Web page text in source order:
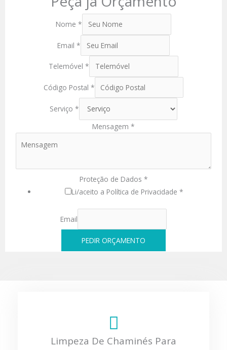
Nome*
Email*
Telemóvel*
Código Postal *
Serviço*
Mensagem *
Proteção de Dados *
Li/aceito a Política de Privacidade *
Email
PEDIR ORÇAMENTO
Limpeza De Chaminés Para